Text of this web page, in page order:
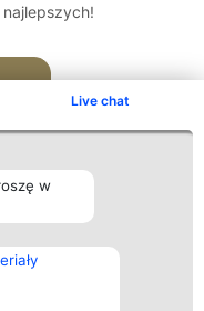
Live chat
w
Kontakt
Kontakt